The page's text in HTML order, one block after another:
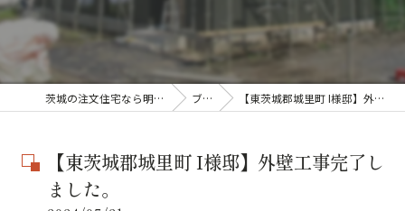
茨城の注文住宅なら明日家デザイン工房 ブログ 【東茨城郡城里町 I様邸】外壁工事完了しました。
【東茨城郡城里町 I様邸】外壁工事完了し
ました。